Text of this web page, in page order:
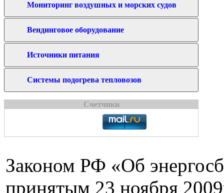
Мониторинг воздушных и морских судов
Вендинговое оборудование
Источники питания
Системы подогрева тепловозов
Счетчики
Законом РФ «Об
принятым 23 ноября